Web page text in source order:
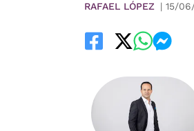
RAFAEL LÓPEZ | 15/